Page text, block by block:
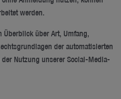
werden.
Überblick über Art, Umfang,
der automatisierten
Nutzung unserer Social-Media-